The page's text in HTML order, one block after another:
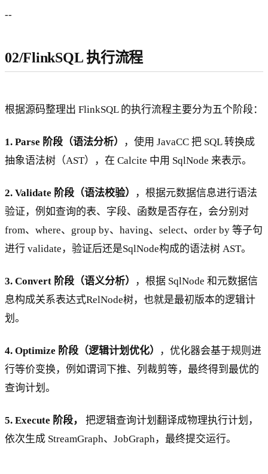
--
02/FlinkSQL 执行流程
根据源码整理出 FlinkSQL 的执行流程主要分为五个阶段：
1. Parse 阶段（语法分析）
，使用 JavaCC 把 SQL 转换成
抽象语法树（AST），在 Calcite 中用 SqlNode 来表示。
2. Validate 阶段（语法校验）
，根据元数据信息进行语法
验证，例如查询的表、字段、函数是否存在，会分别对
from、where、group by、having、select、order by 等子句
进行 validate，验证后还是SqlNode构成的语法树 AST。
3. Convert 阶段（语义分析）
，根据 SqlNode 和元数据信
息构成关系表达式RelNode树，也就是最初版本的逻辑计
划。
4. Optimize 阶段（逻辑计划优化）
，优化器会基于规则进
行等价变换，例如谓词下推、列裁剪等，最终得到最优的
查询计划。
5. Execute 阶段，
把逻辑查询计划翻译成物理执行计划，
依次生成 StreamGraph、JobGraph，最终提交运行。